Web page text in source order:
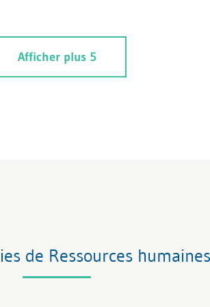
Afficher plus 5
de Ressources humaines